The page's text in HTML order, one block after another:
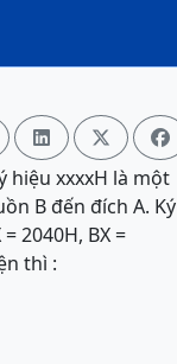
  
hiệu xxxxH là một
B đến đích A. Ký
2040H, BX =
thì :